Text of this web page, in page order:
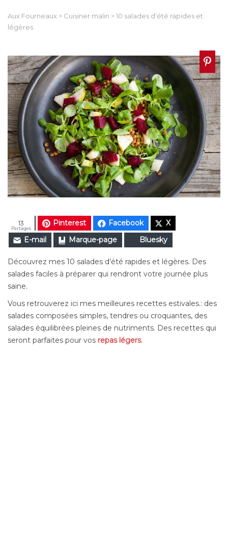
Aux Fourneaux > Cuisiner malin >10 salades d’été rapides et
légères
Pinterest Facebook
X
E-mail
Marque-page Bluesky
Partages
13
Découvrez mes 10 salades d’été rapides et légères. Des
salades faciles à préparer qui rendront votre journée plus
saine.
Vous retrouverez ici mes meilleures recettes estivales.: des
salades composées simples, tendres ou croquantes, des
salades équilibrées pleines de nutriments. Des recettes qui
seront parfaites pour vos repas légers.